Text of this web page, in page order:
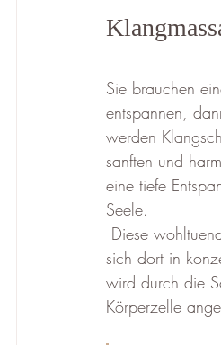
Sie brauchen
entspannen,
werden
sanften und
eine tiefe
Seele.
sich dort in
wird durch die
Körperzelle